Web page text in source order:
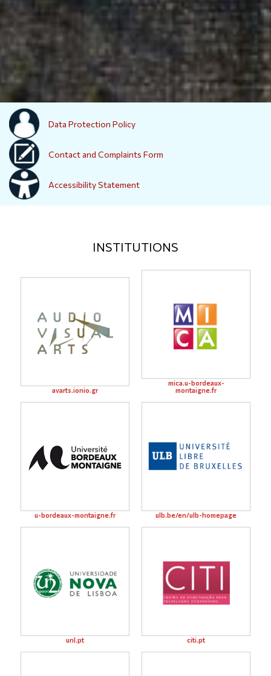
Data Protection Policy
Contact and Complaints Form
Accessibility Statement
INSTITUTIONS
avarts.ionio.gr
mica.u-bordeaux-
montaigne.fr
u-bordeaux-montaigne.fr ulb.be/en/ulb-homepage
unl.pt citi.pt